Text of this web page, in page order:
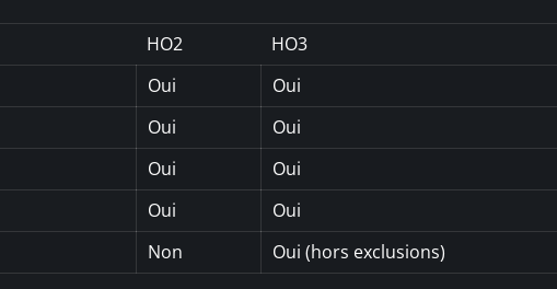
HO2
HO3
Oui
Oui
Oui
Oui
Oui
Oui
Oui
Oui
Non Oui (hors exclusions)